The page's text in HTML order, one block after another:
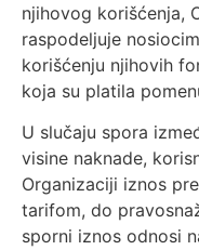
njihovog korišćenja,
raspodeljuje
korišćenju njihovih
koja su platila
U slučaju spora
visine naknade,
Organizaciji iznos
tarifom, do
sporni iznos odnosi